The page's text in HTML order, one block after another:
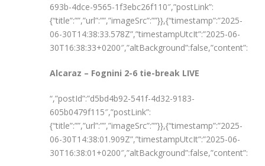
693b-4dce-9565-1f3ebc26f110″,”postLink”:
{“title”:””,”url”:””,”imageSrc”:””}},{“timestamp”:”2025-
06-30T14:38:33.578Z”,”timestampUtcIt”:”2025-06-
30T16:38:33+0200″,”altBackground”:false,”content”:”
Alcaraz – Fognini 2-6 tie-break LIVE
“,”postId”:”d5bd4b92-541f-4d32-9183-
605b0479f115″,”postLink”:
{“title”:””,”url”:””,”imageSrc”:””}},{“timestamp”:”2025-
06-30T14:38:01.909Z”,”timestampUtcIt”:”2025-06-
30T16:38:01+0200″,”altBackground”:false,”content”:”